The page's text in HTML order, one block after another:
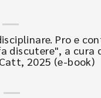
Pro e
discutere", a cura
2025 (e-book)